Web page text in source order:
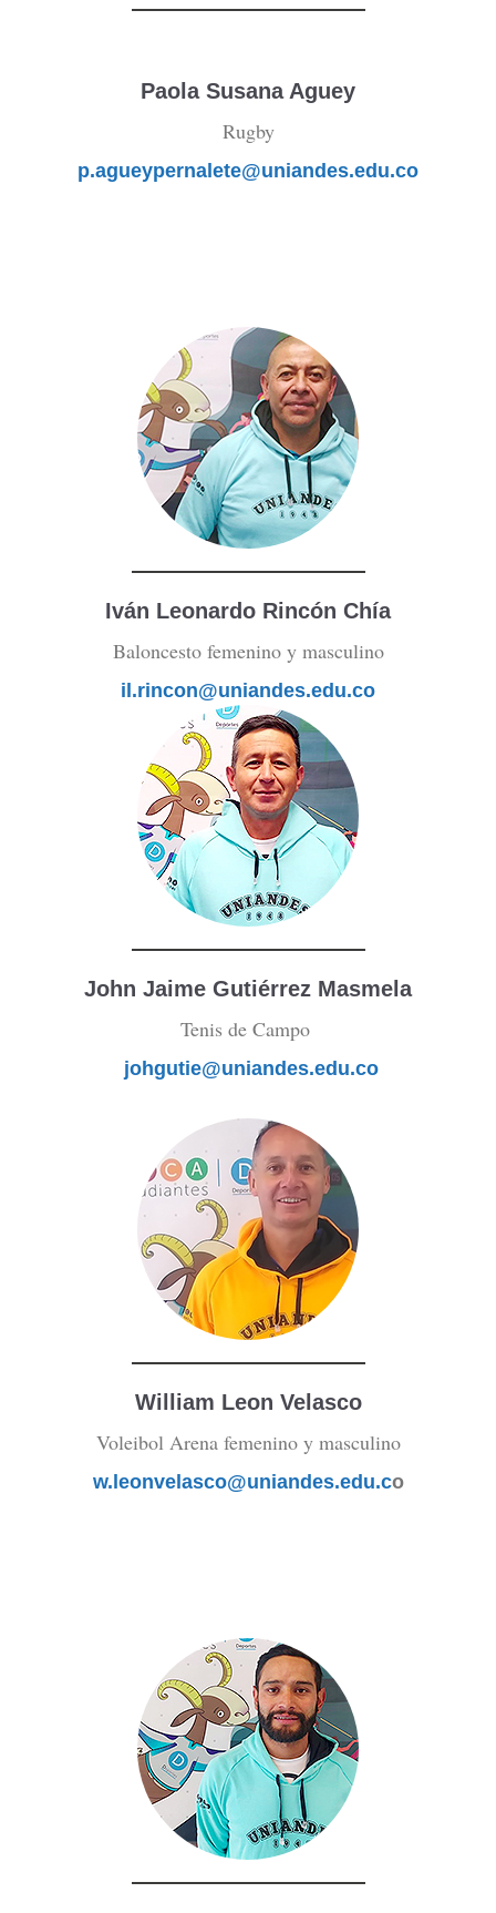
Paola Susana Aguey
Rugby
p.agueypernalete@uniandes.edu.co
Iván Leonardo Rincón Chía
Baloncesto femenino y masculino
il.rincon@uniandes.edu.co
John Jaime Gutiérrez Masmela
Tenis de Campo
johgutie@uniandes.edu.co
William Leon Velasco
Voleibol Arena femenino y masculino
w.leonvelasco@uniandes.edu.co